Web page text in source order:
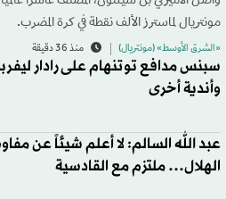
مونتريال لماسترز الألف نقطة في كرة المضرب.
«الشرق الأوسط» (مونتريال) منذ 36 دقيقة
سبنس مدافع توتنهام على رادار
وأندية أخرى
عبد الله السالم: لا أعلم شيئاً عن
الهلال… ملتزم مع القادسية